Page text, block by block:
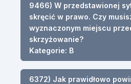
9466) W przedstawionej
skręcić w prawo. Czy
wyznaczonym miejscu
skrzyżowanie?
Kategorie: B
6372) Jak prawidłowo